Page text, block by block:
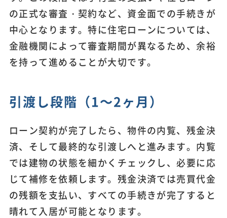
の正式な審査・契約など、資金面での手続きが
中心となります。特に住宅ローンについては、
金融機関によって審査期間が異なるため、余裕
を持って進めることが大切です。
引渡し段階（1～2ヶ月）
ローン契約が完了したら、物件の内覧、残金決
済、そして最終的な引渡しへと進みます。内覧
では建物の状態を細かくチェックし、必要に応
じて補修を依頼します。残金決済では売買代金
の残額を支払い、すべての手続きが完了すると
晴れて入居が可能となります。